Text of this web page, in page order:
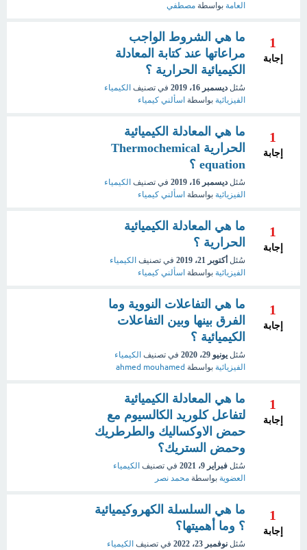
العامة بواسطة مصطفي
1
إجابة
ما هي الشروط الواجب
مراعاتها عند كتابة المعادلة
الكيميائية الحرارية ؟
سُئل ديسمبر 16، 2019 في تصنيف الكيمياء
الفيزيائية بواسطة اسألني كيمياء
1
إجابة
ما هي المعادلة الكيميائية
الحرارية Thermochemical
equation ؟
سُئل ديسمبر 16، 2019 في تصنيف الكيمياء
الفيزيائية بواسطة اسألني كيمياء
1
إجابة
ما هي المعادلة الكيميائية
الحرارية ؟
سُئل أكتوبر 21، 2019 في تصنيف الكيمياء
الفيزيائية بواسطة اسألني كيمياء
1
إجابة
ما هي التفاعلات النووية وما
الفرق بينها وبين التفاعلات
الكيميائية ؟
سُئل يونيو 29، 2020 في تصنيف الكيمياء
الفيزيائية بواسطة ahmed mouhamed
1
إجابة
ما هي المعادلة الكيميائية
لتفاعل كلوريد الكالسيوم مع
حمض الاوكساليك والطرطريك
وحمض الستريك؟
سُئل فبراير 9، 2021 في تصنيف الكيمياء
العضوية بواسطة محمد نصر
1
إجابة
ما هي السلسلة الكهروكيميائية
؟ وما أهميتها؟
سُئل نوفمبر 23، 2022 في تصنيف الكيمياء